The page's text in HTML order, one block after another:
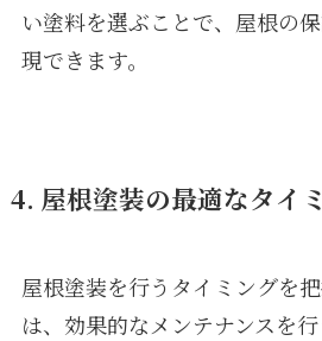
い塗料を選ぶことで、屋根の
現できます。
4. 屋根塗装の最適なタイ
屋根塗装を行うタイミングを
は、効果的なメンテナンスを行